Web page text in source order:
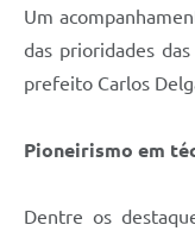
Um
das prioridades
prefeito Carlos
Pioneirismo em
Dentre os